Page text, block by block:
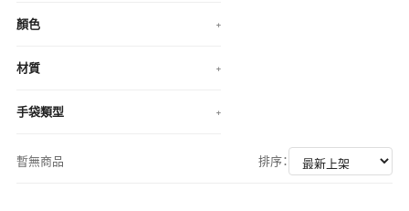
顏色 +
材質 +
手袋類型 +
暫無商品 排序：